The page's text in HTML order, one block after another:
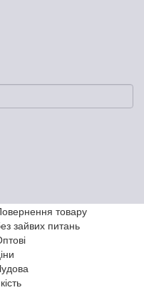
товару
зайвих питань